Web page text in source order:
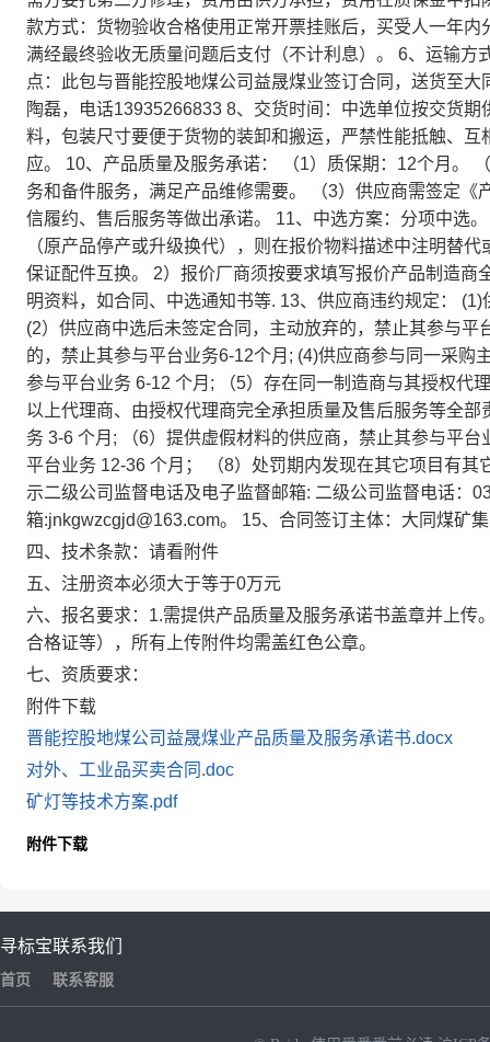
款方式：货物验收合格使用正常开票挂账后，买受人一年
满经最终验收无质量问题后支付（不计利息）。 6、运输
点：此包与晋能控股地煤公司益晟煤业签订合同，送货至
陶磊，电话13935266833 8、交货时间：中选单位按交货
料，包装尺寸要便于货物的装卸和搬运，严禁性能抵触、
应。 10、产品质量及服务承诺： （1）质保期：12个月。
务和备件服务，满足产品维修需要。 （3）供应商需签定
信履约、售后服务等做出承诺。 11、中选方案：分项中选
（原产品停产或升级换代），则在报价物料描述中注明替
保证配件互换。 2）报价厂商须按要求填写报价产品制造
明资料，如合同、中选通知书等. 13、供应商违约规定：
(2）供应商中选后未签定合同，主动放弃的，禁止其参与
的，禁止其参与平台业务6-12个月; (4)供应商参与同一采
参与平台业务 6-12 个月; （5）存在同一制造商与其授权代
以上代理商、由授权代理商完全承担质量及售后服务等全
务 3-6 个月; （6）提供虚假材料的供应商，禁止其参与平
平台业务 12-36 个月； （8）处罚期内发现在其它项目有
示二级公司监督电话及电子监督邮箱: 二级公司监督电话：
箱:jnkgwzcgjd@163.com。 15、合同签订主体：大同煤矿
四、技术条款：请看附件
五、注册资本必须大于等于0万元
六、报名要求：1.需提供产品质量及服务承诺书盖章并上
合格证等），所有上传附件均需盖红色公章。
七、资质要求：
附件下载
晋能控股地煤公司益晟煤业产品质量及服务承诺书.docx
对外、工业品买卖合同.doc
矿灯等技术方案.pdf
附件下载
寻标宝
首页
联系我们
联系客服